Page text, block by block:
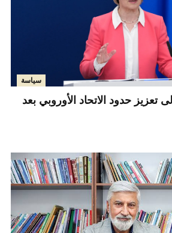
سياسة
تعزيز حدود الاتحاد الأوروبي بعد